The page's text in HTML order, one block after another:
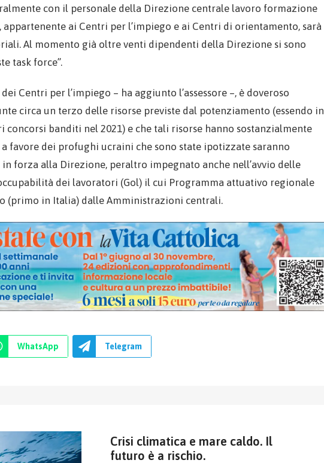
con il personale della Direzione centrale lavoro formazione
ai Centri per l’impiego e ai Centri di orientamento, sarà
Al momento già oltre venti dipendenti della Direzione si sono
task force”.
Centri per l’impiego – ha aggiunto l’assessore –, è doveroso
circa un terzo delle risorse previste dal potenziamento (essendo in
banditi nel 2021) e che tali risorse hanno sostanzialmente
favore dei profughi ucraini che sono state ipotizzate saranno
forza alla Direzione, peraltro impegnato anche nell’avvio delle
dei lavoratori (Gol) il cui Programma attuativo regionale
(primo in Italia) dalle Amministrazioni centrali.
WhatsApp Telegram
Crisi climatica e mare caldo. Il
futuro è a rischio.